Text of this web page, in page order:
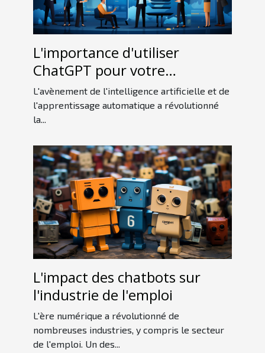
L'importance d'utiliser
ChatGPT pour votre
entreprise
L'avènement de l'intelligence artificielle et de
l'apprentissage automatique a révolutionné
la...
L'impact des chatbots sur
l'industrie de l'emploi
L'ère numérique a révolutionné de
nombreuses industries, y compris le secteur
de l'emploi. Un des...